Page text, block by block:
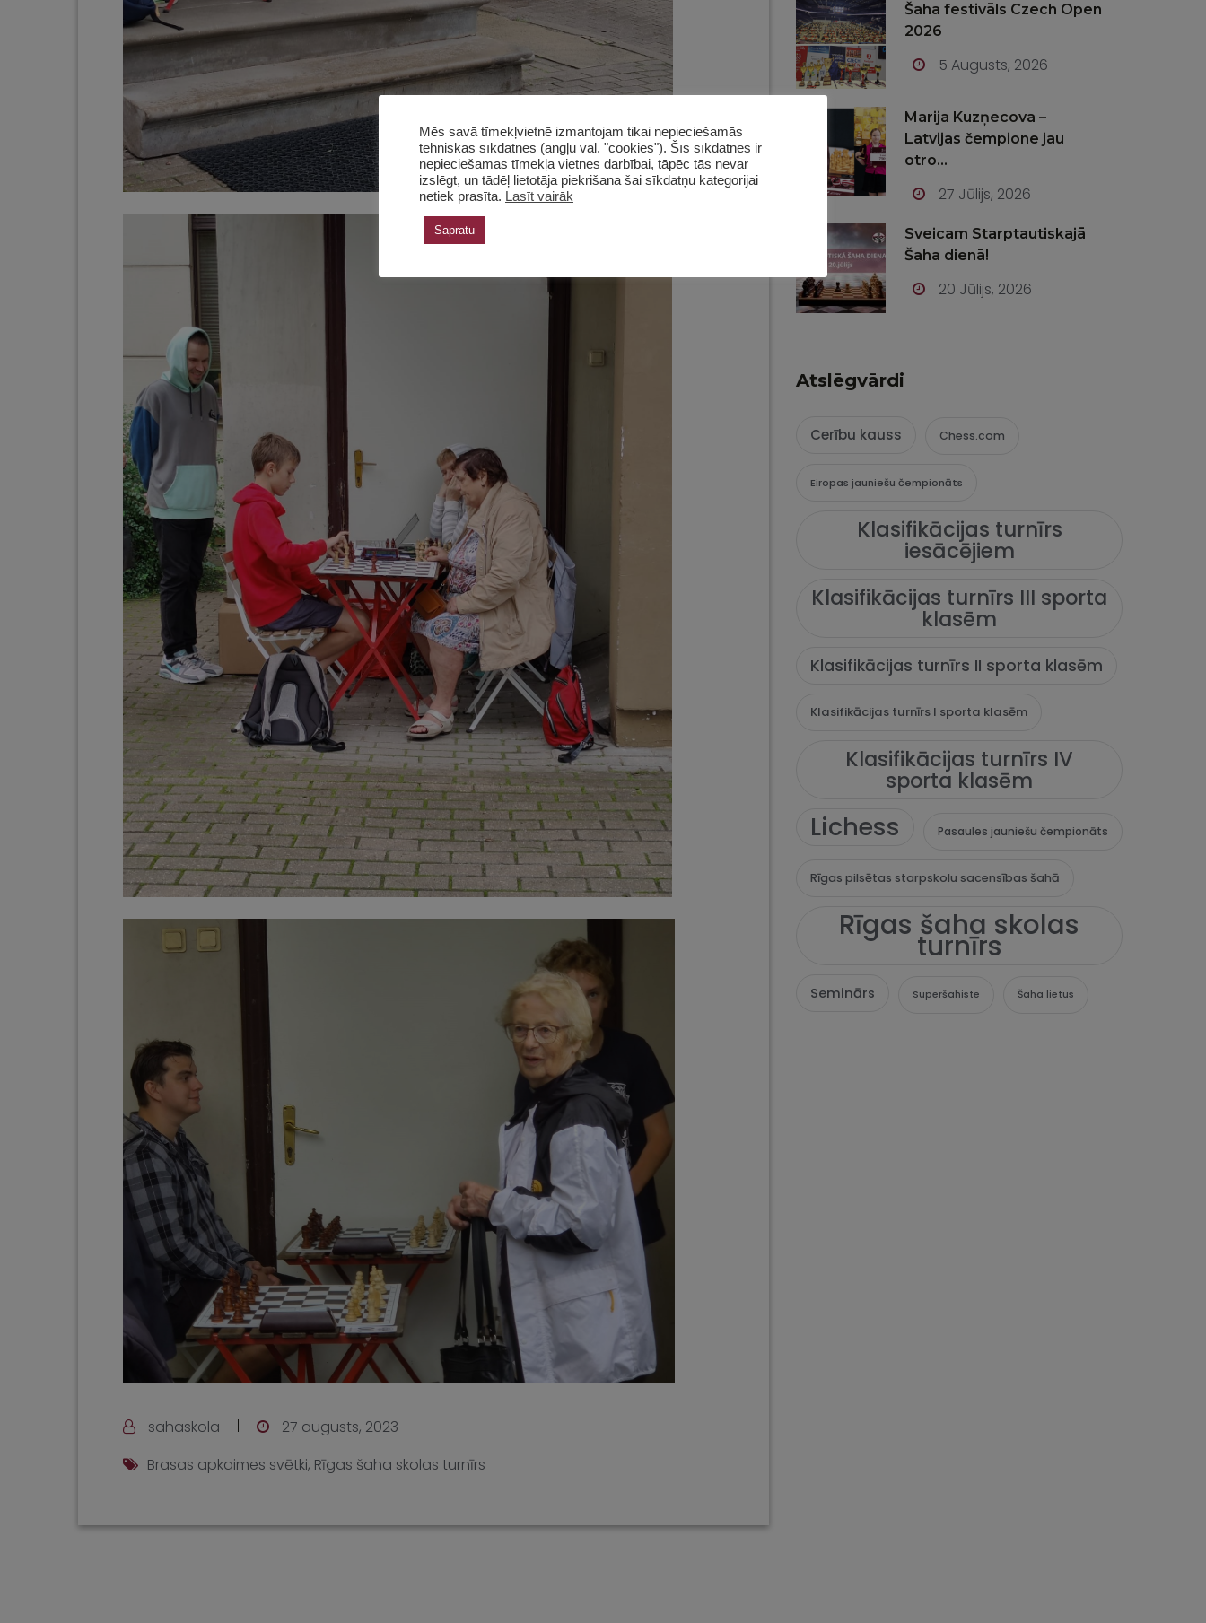
sahaskola
27 augusts, 2023
Brasas apkaimes svētki, Rīgas šaha skolas turnīrs
Šaha festivāls Czech Open
2026
5 Augusts, 2026
Marija Kuzņecova –
Latvijas čempione jau
otro...
27 Jūlijs, 2026
Sveicam Starptautiskajā
Šaha dienā!
20 Jūlijs, 2026
Atslēgvārdi
Cerību kauss Chess.com
Eiropas jauniešu čempionāts
Klasifikācijas turnīrs
iesācējiem
Klasifikācijas turnīrs III sporta
klasēm
Klasifikācijas turnīrs II sporta klasēm
Klasifikācijas turnīrs I sporta klasēm
Klasifikācijas turnīrs IV
sporta klasēm
Lichess Pasaules jauniešu čempionāts
Rīgas pilsētas starpskolu sacensības šahā
Rīgas šaha skolas
turnīrs
Seminārs Superšahiste Šaha lietus
Mēs savā tīmekļvietnē izmantojam tikai nepieciešamās
tehniskās sīkdatnes (angļu val. "cookies"). Šīs sīkdatnes ir
nepieciešamas tīmekļa vietnes darbībai, tāpēc tās nevar
izslēgt, un tādēļ lietotāja piekrišana šai sīkdatņu kategorijai
netiek prasīta. Lasīt vairāk
Sapratu